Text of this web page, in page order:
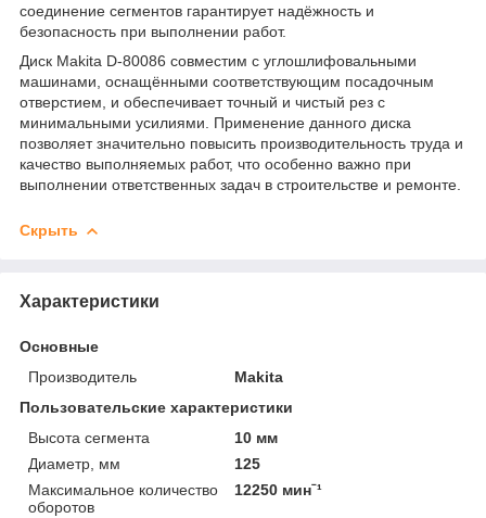
соединение сегментов гарантирует надёжность и
безопасность при выполнении работ.
Диск Makita D-80086 совместим с углошлифовальными
машинами, оснащёнными соответствующим посадочным
отверстием, и обеспечивает точный и чистый рез с
минимальными усилиями. Применение данного диска
позволяет значительно повысить производительность труда и
качество выполняемых работ, что особенно важно при
выполнении ответственных задач в строительстве и ремонте.
Скрыть
Характеристики
Основные
Производитель
Makita
Пользовательские характеристики
Высота сегмента
10 мм
Диаметр, мм
125
Максимальное количество
оборотов
12250 минˉ¹